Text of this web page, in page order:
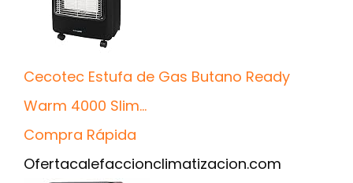
Cecotec Estufa de Gas Butano Ready
Warm 4000 Slim...
Compra Rápida
Ofertacalefaccionclimatizacion.com